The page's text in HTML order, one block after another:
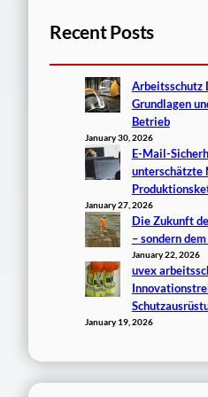
Recent Posts
Arbeitsschutz
Grundlagen
Betrieb
January 30, 2026
E-Mail-
unterschätzte
January 27, 2026
Die Zukunft
– sondern
January 22, 2026
uvex
January 19, 2026